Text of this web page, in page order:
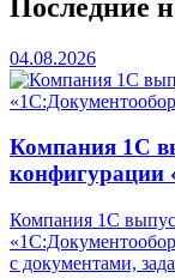
Последние
04.08.2026
Компания 1С
Компания 1С
с документами,